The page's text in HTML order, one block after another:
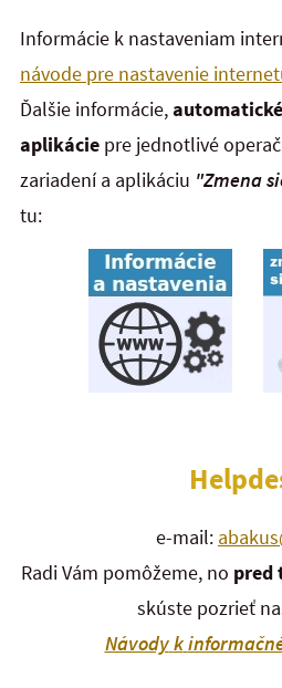
Informácie k nastaveniam
návode pre nastavenie
Ďalšie informácie,
aplikácie pre jednotlivé
zariadení a aplikáciu "Zmena
tu:
e-mail:
Radi Vám pomôžeme, no pred
skúste pozrieť
Návodyk